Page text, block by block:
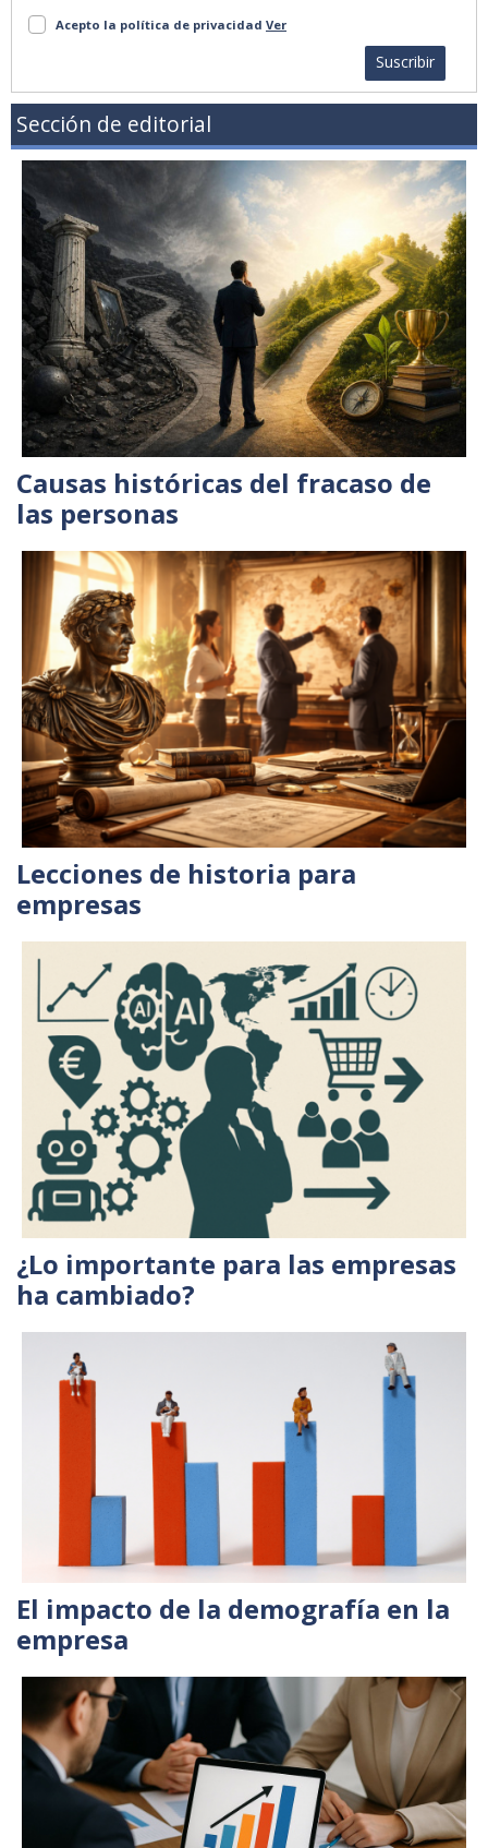
Acepto la política de privacidad Ver
Suscribir
Sección de editorial
Causas históricas del fracaso de
las personas
Lecciones de historia para
empresas
¿Lo importante para las empresas
ha cambiado?
El impacto de la demografía en la
empresa